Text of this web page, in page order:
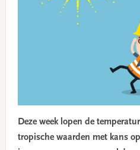
Deze week lopen de
tropische waarden met kans